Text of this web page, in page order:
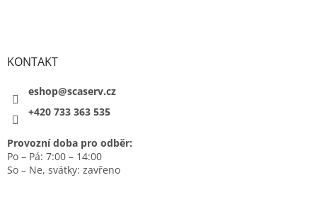
KONTAKT
eshop@scaserv.cz
+420 733 363 535
Provozní doba pro odběr:
Po – Pá: 7:00 – 14:00
So – Ne, svátky: zavřeno